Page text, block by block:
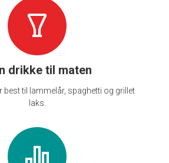
drikke til maten
best til lammelår, spaghetti og grillet
laks.